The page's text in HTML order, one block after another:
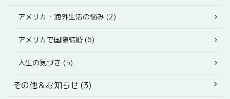
アメリカ・海外生活の悩み (2)
アメリカで国際結婚 (6)
人生の気づき (5)
その他＆お知らせ (3)